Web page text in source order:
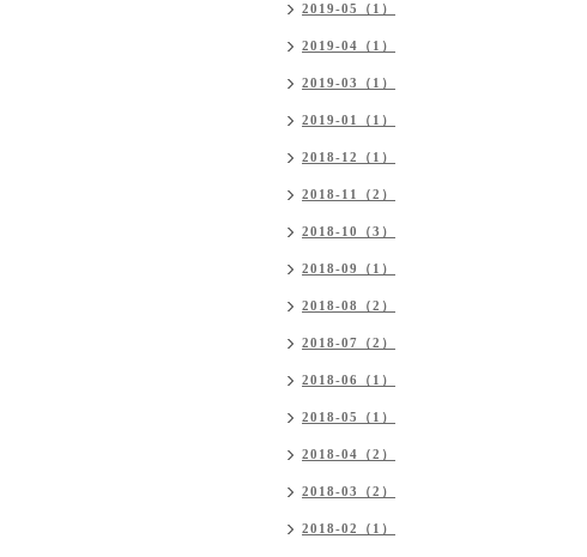
2019-05（1）
2019-04（1）
2019-03（1）
2019-01（1）
2018-12（1）
2018-11（2）
2018-10（3）
2018-09（1）
2018-08（2）
2018-07（2）
2018-06（1）
2018-05（1）
2018-04（2）
2018-03（2）
2018-02（1）